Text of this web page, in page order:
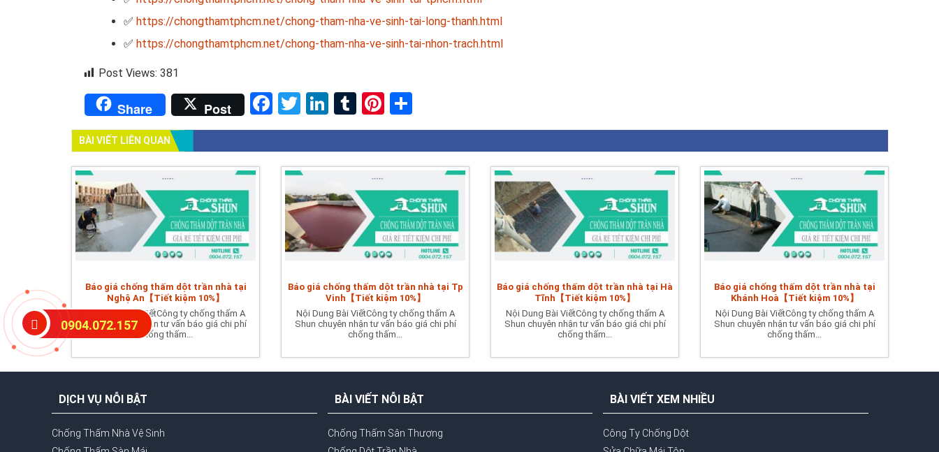
✅ https://chongthamtphcm.net/chong-tham-nha-ve-sinh-tai-long-thanh.html
✅ https://chongthamtphcm.net/chong-tham-nha-ve-sinh-tai-nhon-trach.html
Post Views: 381
Share Post Facebook
Twitter
LinkedIn
TumblrPinterest
BÀI VIẾT LIÊN QUAN
Báo giá chống thấm dột trần nhà tại
Nghệ An【Tiết kiệm 10%】
Nội Dung Bài ViếtCông ty chống thấm A
Shun chuyên nhận tư vấn báo giá chi phí
chống thấm...
Báo giá chống thấm dột trần nhà tại Tp
Vinh【Tiết kiệm 10%】
Nội Dung Bài ViếtCông ty chống thấm A
Shun chuyên nhận tư vấn báo giá chi phí
chống thấm...
Báo giá chống thấm dột trần nhà tại Hà
Tĩnh【Tiết kiệm 10%】
Nội Dung Bài ViếtCông ty chống thấm A
Shun chuyên nhận tư vấn báo giá chi phí
chống thấm...
Báo giá chống thấm dột trần nhà tại
Khánh Hoà【Tiết kiệm 10%】
Nội Dung Bài ViếtCông ty chống thấm A
Shun chuyên nhận tư vấn báo giá chi phí
chống thấm...
DỊCH VỤ NỖI BẬT
Chống Thấm Nhà Vệ Sinh
BÀI VIẾT NỖI BẬT
Chống Thấm Sân Thượng
BÀI VIẾT XEM NHIỀU
Công Ty Chống Dột
0904.072.157